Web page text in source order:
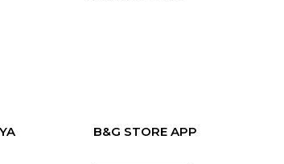
B&G STORE APP